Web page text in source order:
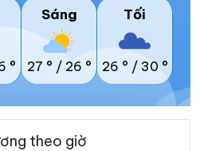
°
Sáng
27 ° / 26 °
Tối
26 ° / 30 °
theo giờ